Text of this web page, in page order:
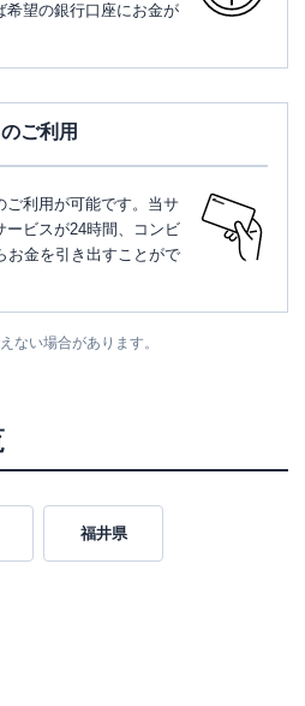
希望の銀行口座にお金が
ご利用
ご利用が可能です。当サ
ービスが24時間、コンビ
お金を引き出すことがで
ない場合があります。
福井県